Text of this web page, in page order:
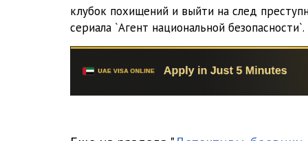
01_01_11
01_02_01
01_02_02
клубок похищений и выйти на след
сериала `Агент национальной безопасности`.